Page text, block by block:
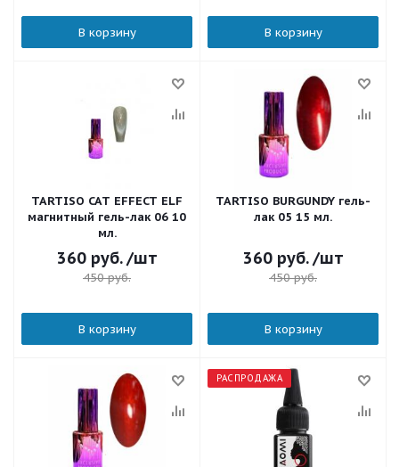
В корзину В корзину
TARTISO CAT EFFECT ELF
магнитный гель-лак 06 10
мл.
360руб. /шт
450руб.
В корзину
TARTISO BURGUNDY гель-
лак 05 15 мл.
360руб. /шт
450руб.
В корзину
РАСПРОДАЖА